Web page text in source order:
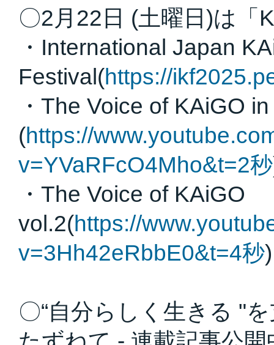
〇2月22日 (土曜日)は「
・International Japan
Festival(https://
・The Voice of KAiGO
(https://
v=YVaRFcO4Mho&t=2秒
・The Voice of KAiGO
vol.2(https://
v=3Hh42eRbbE0&t=4秒)
〇“自分らしく生きる "